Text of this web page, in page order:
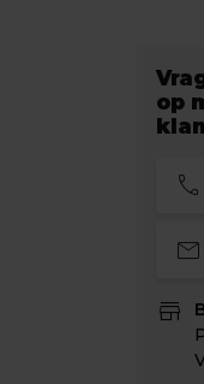
op
call
mail
store